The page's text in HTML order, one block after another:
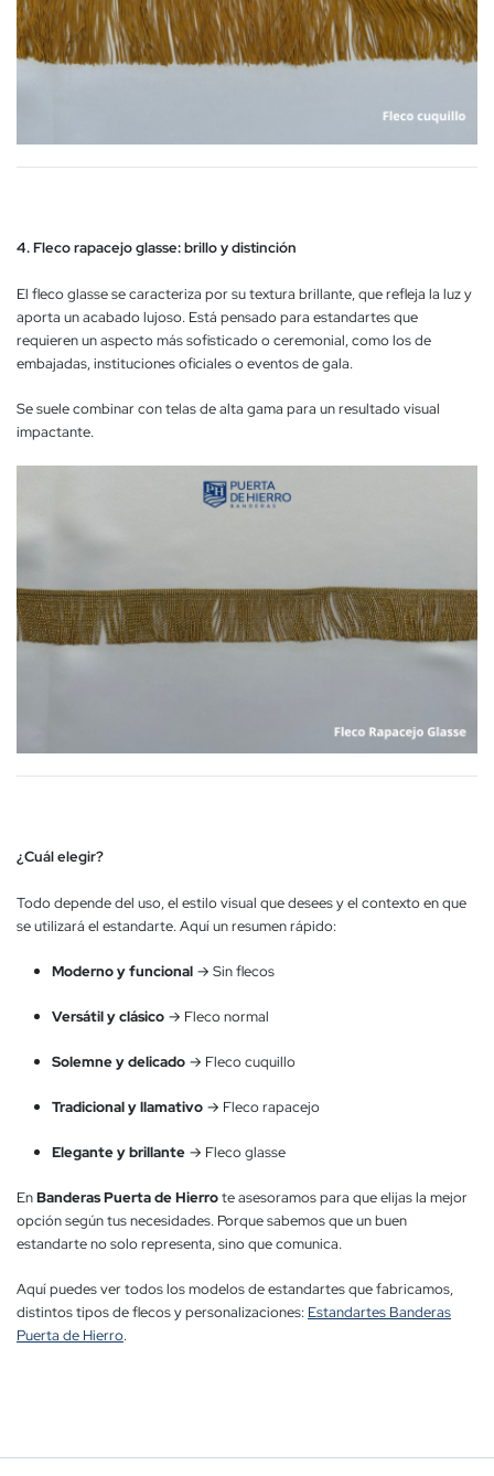
4. Fleco rapacejo glasse: brillo y distinción
El fleco glasse se caracteriza por su textura brillante, que refleja la luz y
aporta un acabado lujoso. Está pensado para estandartes que
requieren un aspecto más sofisticado o ceremonial, como los de
embajadas, instituciones oficiales o eventos de gala.
Se suele combinar con telas de alta gama para un resultado visual
impactante.
¿Cuál elegir?
Todo depende del uso, el estilo visual que desees y el contexto en que
se utilizará el estandarte. Aquí un resumen rápido:
Moderno y funcional → Sin flecos
Versátil y clásico → Fleco normal
Solemne y delicado → Fleco cuquillo
Tradicional y llamativo → Fleco rapacejo
Elegante y brillante → Fleco glasse
EnBanderas Puerta de Hierrote asesoramos para que elijas la mejor
opción según tus necesidades. Porque sabemos que un buen
estandarte no solo representa, sino que comunica.
Aquí puedes ver todos los modelos de estandartes que fabricamos,
distintos tipos de flecos y personalizaciones: Estandartes Banderas
Puerta de Hierro.